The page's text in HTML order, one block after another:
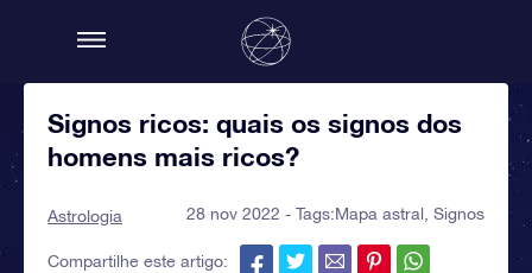
Signos ricos: quais os signos dos
homens mais ricos?
Astrologia 28 nov 2022 - Tags:Mapa astral Signos
Compartilhe este artigo: